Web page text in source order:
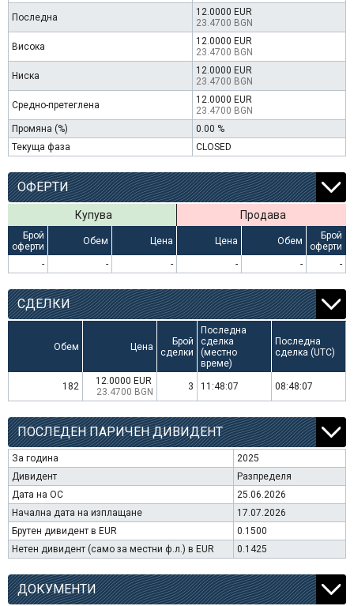
Последна
12.0000 EUR
23.4700 BGN
Висока
12.0000 EUR
23.4700 BGN
Ниска
12.0000 EUR
23.4700 BGN
Средно-претеглена
12.0000 EUR
23.4700 BGN
Промяна (%)
0.00 %
Текуща фаза
CLOSED
ОФЕРТИ
Купува Продава
Брой
оферти
Обем Цена Цена Обем
Брой
оферти
-
- - - - -
СДЕЛКИ
Обем Цена
Брой
сделки
Последна
сделка
(местно
време)
Последна
сделка (UTC)
182
12.0000 EUR
23.4700 BGN
3 11:48:07 08:48:07
ПОСЛЕДЕН ПАРИЧЕН ДИВИДЕНТ
За година
2025
Дивидент
Разпределя
Дата на ОС
25.06.2026
Начална дата на изплащане
17.07.2026
Брутен дивидент в EUR
0.1500
Нетен дивидент (само за местни ф.л.) в EUR
0.1425
ДОКУМЕНТИ